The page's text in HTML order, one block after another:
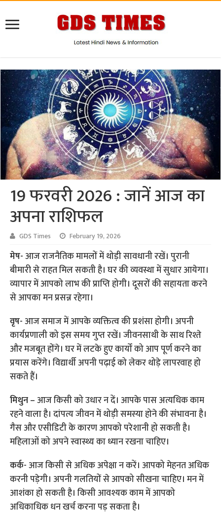
19 फरवरी 2026 : जानें आज का
अपना राशिफल
GDS Times February 19, 2026
मेष-आज राजनैतिक मामलों में थोड़ी सावधानी रखें। पुरानी
बीमारी से राहत मिल सकती है। घर की व्यवस्था में सुधार आयेगा।
व्यापार में आपको लाभ की प्राप्ति होगी। दूसरों की सहायता करने
से आपका मन प्रसन्न रहेगा।
वृष-आज समाज में आपके व्यक्तित्व की प्रशंसा होगी। अपनी
कार्यप्रणाली को इस समय गुप्त रखें। जीवनसाथी के साथ रिश्ते
और मजबूत होंगे। घर में लटके हुए कार्यों को आप पूर्ण करने का
प्रयास करेंगे। विद्यार्थी अपनी पढ़ाई को लेकर थोड़े लापरवाह हो
सकते हैं।
मिथुन –आज किसी को उधार न दें। आपके पास अत्यधिक काम
रहने वाला है। दांपत्य जीवन में थोड़ी समस्या होने की संभावना है।
गैस और एसीडिटी के कारण आपको परेशानी हो सकती है।
महिलाओं को अपने स्वास्थ्य का ध्यान रखना चाहिए।
कर्क-आज किसी से अधिक अपेक्षा न करें। आपको मेहनत अधिक
करनी पड़ेगी। अपनी गलतियों से आपको सीखना चाहिए। मन में
आशंका हो सकती है। किसी आवश्यक काम में आपको
अधिकाधिक धन खर्च करना पड़ सकता है।